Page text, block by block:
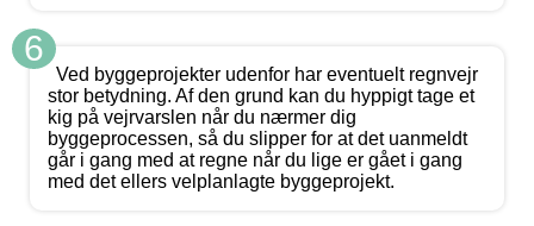
6
Ved byggeprojekter udenfor har eventuelt regnvejr
stor betydning. Af den grund kan du hyppigt tage et
kig på vejrvarslen når du nærmer dig
byggeprocessen, så du slipper for at det uanmeldt
går i gang med at regne når du lige er gået i gang
med det ellers velplanlagte byggeprojekt.